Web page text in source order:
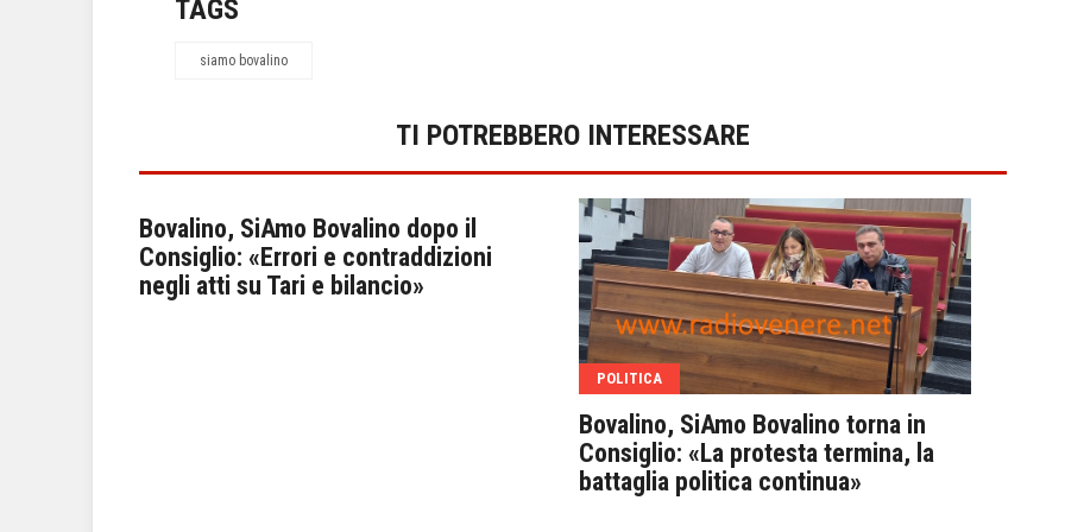
TAGS
siamo bovalino
TI POTREBBERO INTERESSARE
Bovalino, SiAmo Bovalino dopo il
Consiglio: «Errori e contraddizioni
negli atti su Tari e bilancio»
POLITICA
Bovalino, SiAmo Bovalino torna in
Consiglio: «La protesta termina, la
battaglia politica continua»